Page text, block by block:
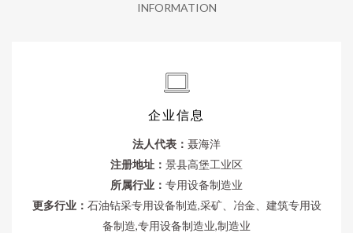
INFORMATION
企业信息
法人代表： 聂海洋
注册地址： 景县高堡工业区
所属行业： 专用设备制造业
更多行业： 石油钻采专用设备制造,采矿、冶金、建筑专用设
备制造,专用设备制造业,制造业